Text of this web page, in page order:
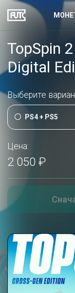
TopSpin
Digital
Выберите
PS4 + PS5
Цена:
2 050 ₽